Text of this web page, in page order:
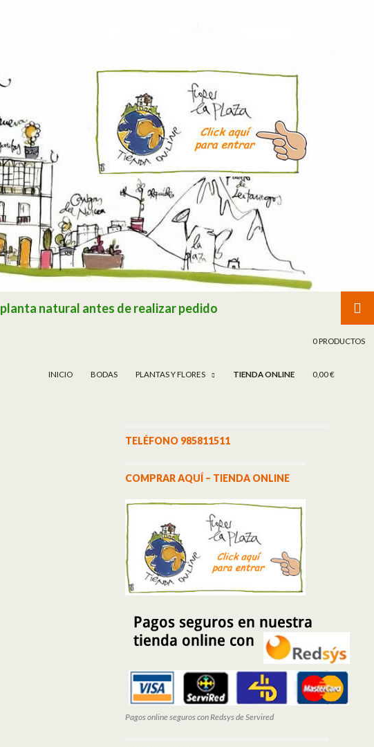
natural antes de realizar pedido
INICIO BODAS PLANTAS Y FLORES TIENDA ONLINE
0 PRODUCTOS
0,00 €
TELÉFONO 985811511
COMPRAR AQUÍ – TIENDA ONLINE
Pagos online seguros con Redsys de Servired